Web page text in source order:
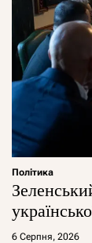
Політика
6 Серпня, 2026